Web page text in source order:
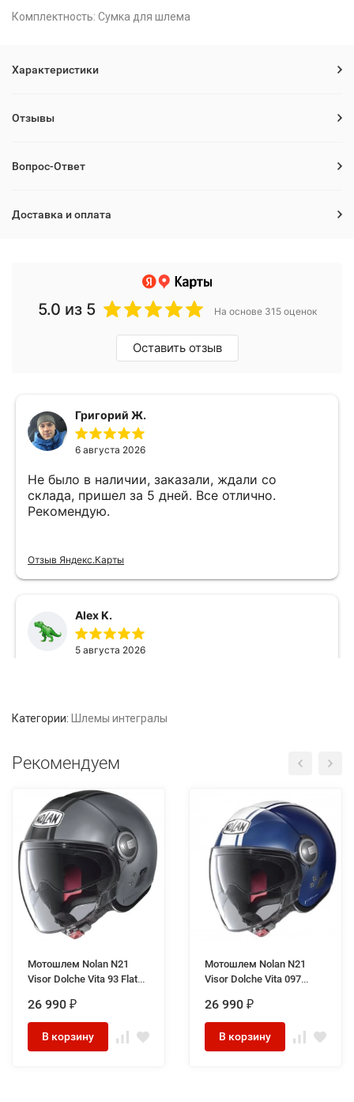
Комплектность: Сумка для шлема
Характеристики
Отзывы
Вопрос-Ответ
Доставка и оплата
Категории: Шлемы интегралы
Рекомендуем
Мотошлем Nolan N21
Visor Dolche Vita 93 Flat
26 990 ₽
В корзину
Мотошлем Nolan N21
Visor Dolche Vita 097
26 990 ₽
В корзину